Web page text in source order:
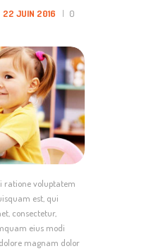
22 JUIN 2016
0
ratione voluptatem
est, qui
consectetur,
eius modi
magnam dolor